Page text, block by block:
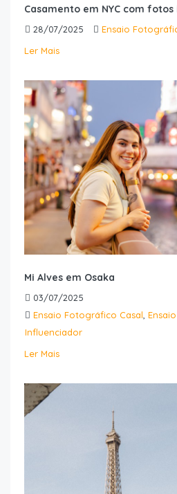
Casamento em NYC com
28/07/2025
Ensaio
Ler Mais
Mi Alves em Osaka
03/07/2025
Ensaio Fotográfico Casal,
Influenciador
Ler Mais